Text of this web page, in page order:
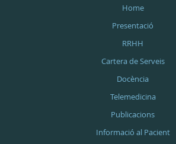
Home
Presentació
RRHH
Cartera de Serveis
Docència
Telemedicina
Publicacions
Informació al Pacient